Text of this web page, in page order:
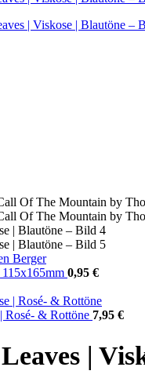
0,95 €
Rosé- & Rottöne 7,95 €
|